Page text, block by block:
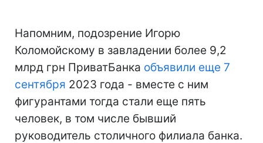
Напомним, подозрение Игорю
Коломойскому в завладении более 9,2
млрд грн ПриватБанка объявили еще 7
сентября 2023 года - вместе с ним
фигурантами тогда стали еще пять
человек, в том числе бывший
руководитель столичного филиала банка.